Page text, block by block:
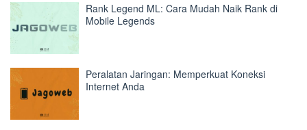
Rank Legend ML: Cara Mudah Naik Rank di
Mobile Legends
Peralatan Jaringan: Memperkuat Koneksi
Internet Anda